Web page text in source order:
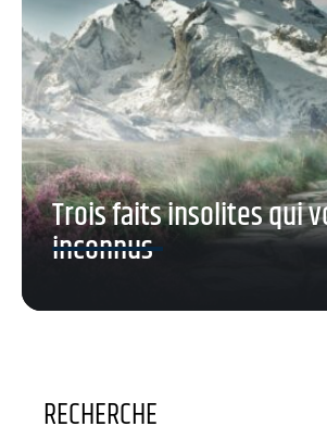
Trois faits insolites qui
inconnus
RECHERCHE